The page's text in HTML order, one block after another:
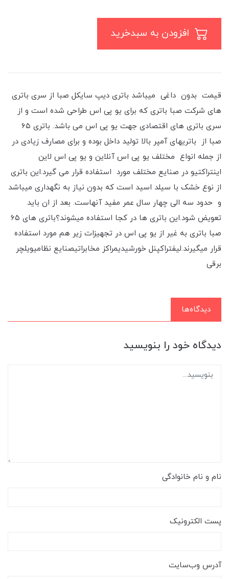
قیمت بدون داغی میباشد باتری دیپ سایکل صبا از سری باتری
های شرکت صبا باتری که برای یو پی اس طراحی شده است و از
سری باتری های اقتصادی جهت یو پی اس می باشد. باتری ۶۵
صبا از باتریهای آمپر بالا تولید داخل بوده و برای مصارف زیادی در
از جمله انواع مختلف یو پی اس آنلاین و یو پی اس لاین
اینتراکتیو در صنایع مختلف مورد استفاده قرار می گیرد.این باتری
از نوع خشک با سیلد اسید است که بدون نیاز به نگهداری میباشد
و حدود سه الی چهار سال عمر مفید آنهاست. بعد از ان باید
تعویض شود.این باتری ها در کجا استفاده میشوند؟باتری های ۶۵
صبا باتری به غیر از یو پی اس در تجهیزات زیر هم مورد استفاده
قرار میگیرند.لیفتراکپنل خورشیدیمراکز مخابراتیصنایع نظامیویلچر
برقی
دیدگاه‌ها
دیدگاه خود را بنویسید
نام و نام خانوادگی
پست الکترونیک
آدرس وب‌سایت